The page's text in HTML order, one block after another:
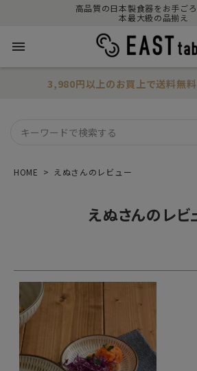
高品質の日本製食器をお手ご
本最大級の品揃え
menu
3,980円以上のお買上で送料無料
HOME えぬさんのレビュー
えぬさんのレビ